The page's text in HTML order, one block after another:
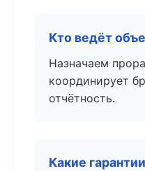
Кто ведёт
Назначаем
координирует
отчётность.
Какие